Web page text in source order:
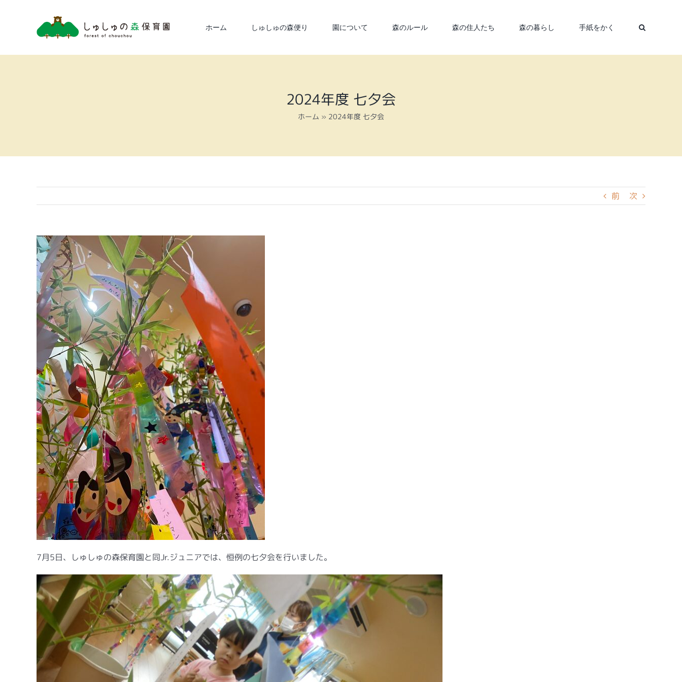
ホーム しゅしゅの森便り 園について 森のルール 森の住人たち 森の暮らし 手紙をかく
2024年度 七夕会
ホーム » 2024年度 七夕会
前 次
7月5日、しゅしゅの森保育園と同Jr.ジュニアでは、恒例の七夕会を行いました。